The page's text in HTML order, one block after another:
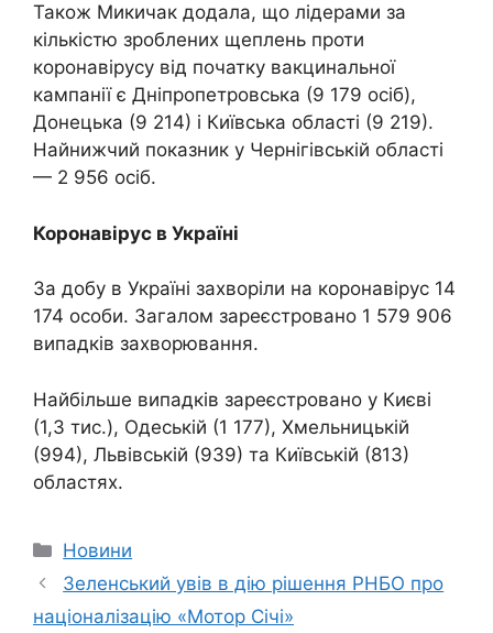
Також Микичак додала, що лідерами за
кількістю зроблених щеплень проти
коронавірусу від початку вакцинальної
кампанії є Дніпропетровська (9 179 осіб),
Донецька (9 214) і Київська області (9 219).
Найнижчий показник у Чернігівській області
— 2 956 осіб.
Коронавірус в Україні
За добу в Україні захворіли на коронавірус 14
174 особи. Загалом зареєстровано 1 579 906
випадків захворювання.
Найбільше випадків зареєстровано у Києві
(1,3 тис.), Одеській (1 177), Хмельницькій
(994), Львівській (939) та Київській (813)
областях.
Категорії
Новини
Зеленський увів в дію рішення РНБО про
націоналізацію «Мотор Січі»